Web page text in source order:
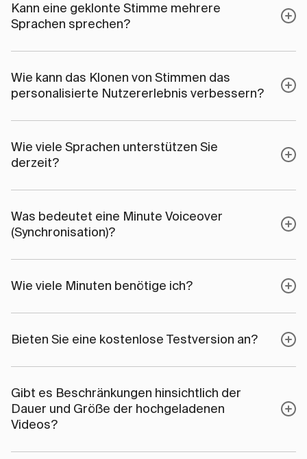
Kann eine geklonte Stimme mehrere
Sprachen sprechen?
Wie kann das Klonen von Stimmen das
personalisierte Nutzererlebnis verbessern?
Wie viele Sprachen unterstützen Sie
derzeit?
Was bedeutet eine Minute Voiceover
(Synchronisation)?
Wie viele Minuten benötige ich?
Bieten Sie eine kostenlose Testversion an?
Gibt es Beschränkungen hinsichtlich der
Dauer und Größe der hochgeladenen
Videos?